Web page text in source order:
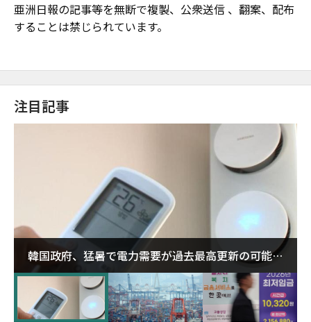
亜洲日報の記事等を無断で複製、公衆送信 、翻案、配布
することは禁じられています。
注目記事
韓国政府、猛暑で電力需要が過去最高更新の可能性
に需給対応体制を点検